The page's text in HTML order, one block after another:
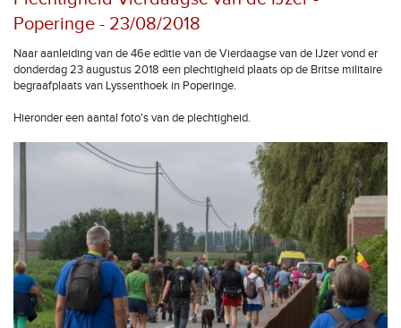
Poperinge - 23/08/2018
Naar aanleiding van de 46e editie van de Vierdaagse van de IJzer vond er
donderdag 23 augustus 2018 een plechtigheid plaats op de Britse militaire
begraafplaats van Lyssenthoek in Poperinge.
Hieronder een aantal foto's van de plechtigheid.